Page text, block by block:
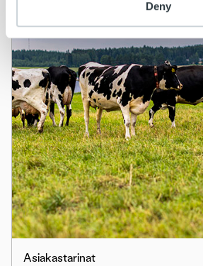
Deny
Asiakastarinat